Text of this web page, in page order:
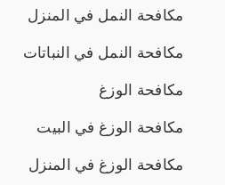
مكافحة النمل في المنزل
مكافحة النمل في النباتات
مكافحة الوزغ
مكافحة الوزغ في البيت
مكافحة الوزغ في المنزل